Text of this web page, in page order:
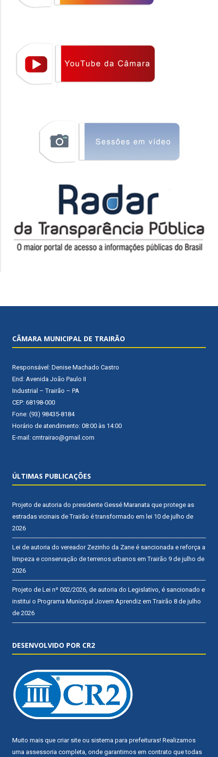
CÂMARA MUNICIPAL DE TRAIRÃO
Responsável: Denise Machado Castro
End: Avenida João Paulo II
Industrial – Trairão – PA
CEP: 68198-000
Fone: (93) 98435-8184
Horário de atendimento: 08:00 às 14:00
E-mail: cmtrairao@gmail.com
ÚLTIMAS PUBLICAÇÕES
Projeto de autoria do presidente Gessé Maranata que protege as
estradas vicinais de Trairão é transformado em lei 10 de julho de
2026
Lei de autoria do vereador Zezinho da Zane é sancionada e reforça a
limpeza e conservação de terrenos urbanos em Trairão 9 de julho de
2026
Projeto de Lei nº 002/2026, de autoria do Legislativo, é sancionado e
institui o Programa Municipal Jovem Aprendiz em Trairão 8 de julho
de 2026
DESENVOLVIDO POR CR2
Muito mais que criar site ou sistema para prefeituras! Realizamos
uma assessoria completa, onde garantimos em contrato que todas